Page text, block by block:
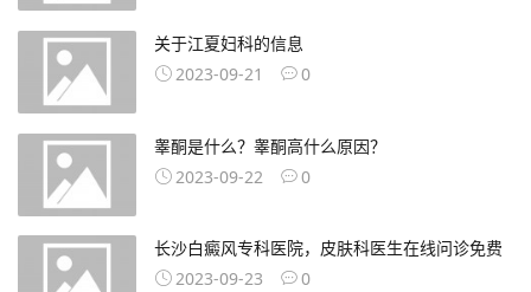
关于江夏妇科的信息
2023-09-21
0
睾酮是什么？睾酮高什么原因？
2023-09-22
0
长沙白癜风专科医院，皮肤科医生在线问诊免费
2023-09-23
0